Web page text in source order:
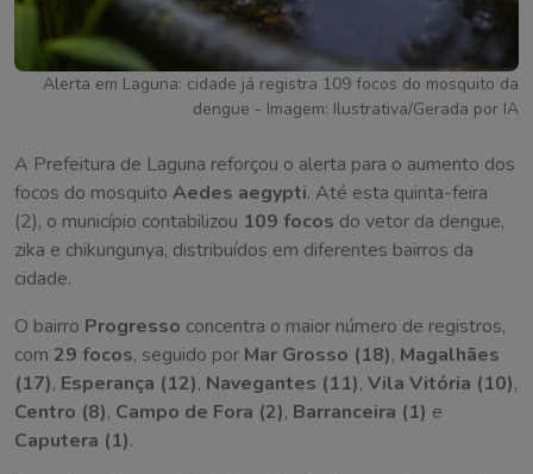
Alerta em Laguna: cidade já registra 109 focos do mosquito da
dengue - Imagem: Ilustrativa/Gerada por IA
A Prefeitura de Laguna reforçou o alerta para o aumento dos
focos do mosquito Aedes aegypti. Até esta quinta-feira
(2), o município contabilizou 109 focos do vetor da dengue,
zika e chikungunya, distribuídos em diferentes bairros da
cidade.
O bairro Progresso concentra o maior número de registros,
com 29 focos, seguido por Mar Grosso (18), Magalhães
(17), Esperança (12), Navegantes (11), Vila Vitória (10),
Centro (8), Campo de Fora (2), Barranceira (1) e
Caputera (1).